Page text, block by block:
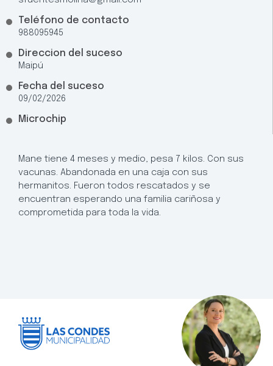
Teléfono de contacto
988095945
Direccion del suceso
Maipú
Fecha del suceso
09/02/2026
Microchip
Mane tiene 4 meses y medio, pesa 7 kilos. Con sus
vacunas. Abandonada en una caja con sus
hermanitos. Fueron todos rescatados y se
encuentran esperando una familia cariñosa y
comprometida para toda la vida.